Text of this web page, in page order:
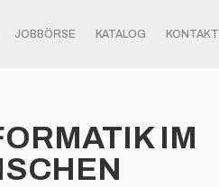
JOBBÖRSE KATALOG KONTAKT
IM